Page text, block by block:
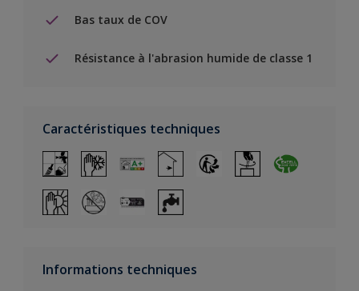
Bas taux de COV
Résistance à l'abrasion humide de classe 1
Caractéristiques techniques
Informations techniques